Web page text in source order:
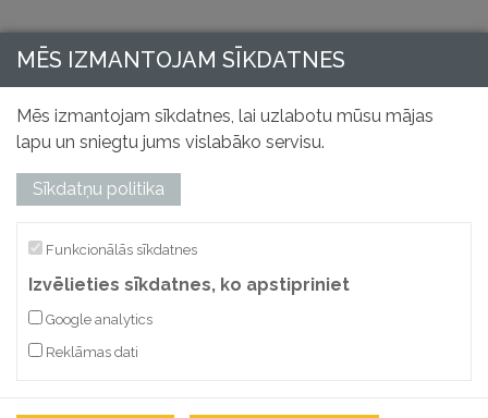
MĒS IZMANTOJAM SĪKDATNES
Mēs izmantojam sīkdatnes, lai uzlabotu mūsu mājas
lapu un sniegtu jums vislabāko servisu.
Sīkdatņu politika
Funkcionālās sīkdatnes
Izvēlieties sīkdatnes, ko apstipriniet
Google analytics
Reklāmas dati